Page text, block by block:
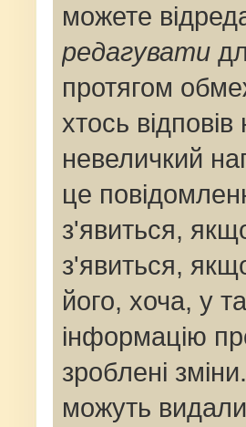
можете
редагувати
протягом
хтось
невеличкий
це
з'явиться,
з'явиться,
його, хоча, у
інформацію
зроблені
можуть